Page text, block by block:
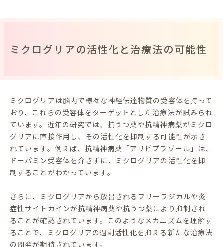
ミクログリアの活性化と治療法の可能性
ミクログリアは脳内で様々な神経伝達物質の受容体を持って
おり、これらの受容体をターゲットとした治療法が試みられ
ています。近年の研究では、抗うつ薬や抗精神病薬がミクロ
グリアに直接作用し、その活性化を抑制する可能性が示さ
れています。例えば、抗精神病薬「アリピプラゾール」は、
ドーパミン受容体を介さずに、ミクログリアの活性化を抑
制することがわかっています。
さらに、ミクログリアから放出されるフリーラジカルや炎
症性サイトカインが抗精神病薬や抗うつ薬により抑制され
ることが確認されています。このようなメカニズムを理解す
ることで、ミクログリアの過剰活性化を抑える新たな治療法
の開発が期待されています。